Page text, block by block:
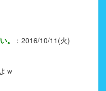
。 ： 2016/10/11(火)
ｗ